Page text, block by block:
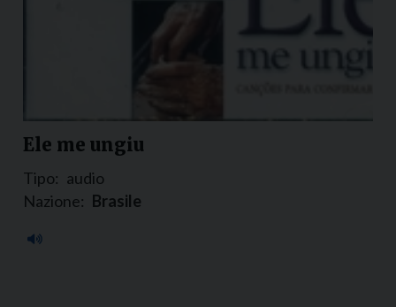
Ele me ungiu
Tipo: audio
Nazione: Brasile